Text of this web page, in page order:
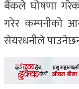
बैंकले घोषणा
गरेर कम्पनीको
सेयरधनीले